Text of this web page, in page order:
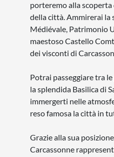
porteremo alla
della città. Ammirerai
Médiévale, Patrimonio
maestoso Castello
dei visconti di
Potrai passeggiare tra
la splendida Basilica di
immergerti nelle
reso famosa la città in
Grazie alla sua
Carcassonne